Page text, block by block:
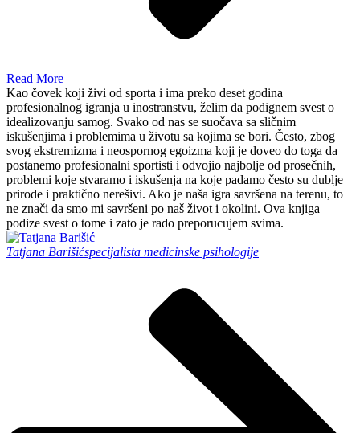
Read More
Kao čovek koji živi od sporta i ima preko deset godina
profesionalnog igranja u inostranstvu, želim da podignem svest o
idealizovanju samog. Svako od nas se suočava sa sličnim
iskušenjima i problemima u životu sa kojima se bori. Često, zbog
svog ekstremizma i neospornog egoizma koji je doveo do toga da
postanemo profesionalni sportisti i odvojio najbolje od prosečnih,
problemi koje stvaramo i iskušenja na koje padamo često su dublje
prirode i praktično nerešivi. Ako je naša igra savršena na terenu, to
ne znači da smo mi savršeni po naš život i okolini. Ova knjiga
podize svest o tome i zato je rado preporucujem svima.
Tatjana Barišićspecijalista medicinske psihologije